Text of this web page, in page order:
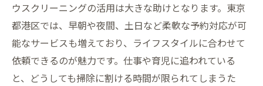
ウスクリーニングの活用は大きな助けとなります。東京
都港区では、早朝や夜間、土日など柔軟な予約対応が可
能なサービスも増えており、ライフスタイルに合わせて
依頼できるのが魅力です。仕事や育児に追われている
と、どうしても掃除に割ける時間が限られてしまうた